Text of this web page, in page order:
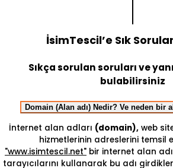
İsimTescil’e Sık
Sıkça sorulan soruları ve
bulabilirsiniz
Domain (Alan adı) Nedir? Ve neden bir
İnternet alan adları (domain),web
hizmetlerinin adreslerini temsil
"www.isimtescil.net" bir internet alan
tarayıcılarını kullanarak bu adı